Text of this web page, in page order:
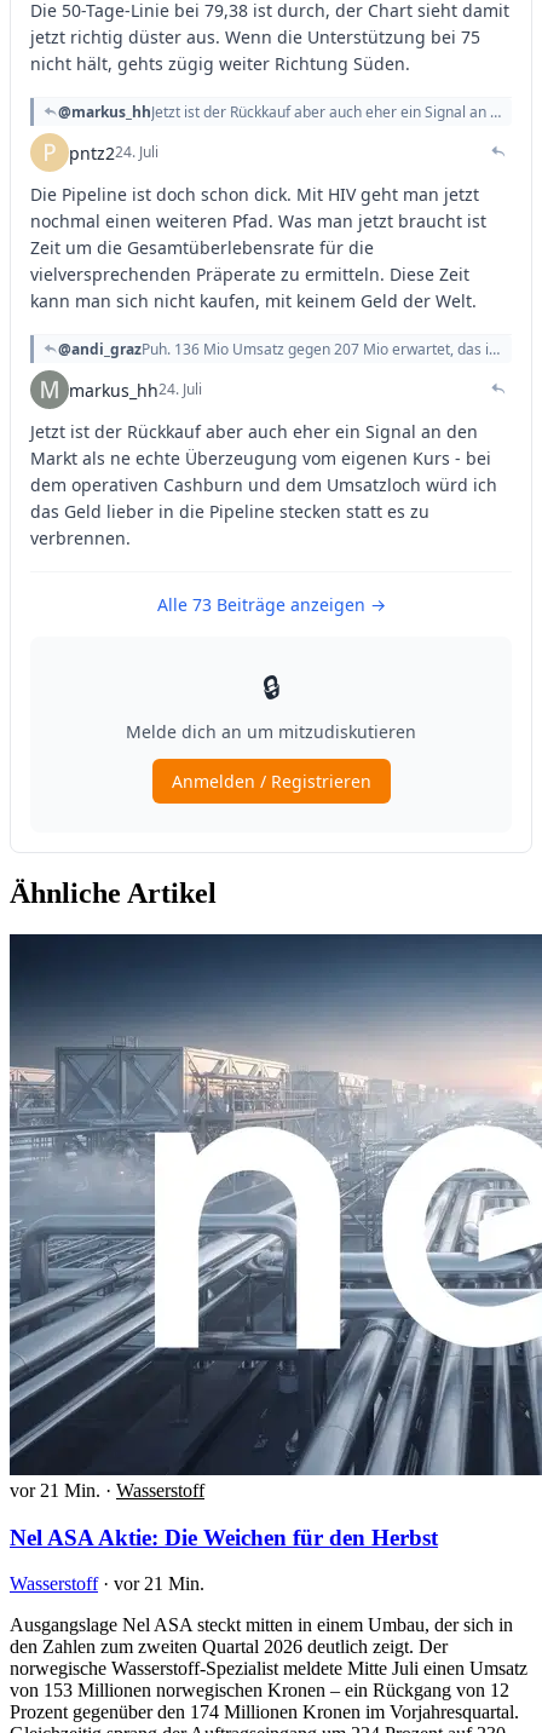
Ähnliche Artikel
vor 21 Min. · Wasserstoff
Nel ASA Aktie: Die Weichen für den Herbst
Wasserstoff · vor 21 Min.
Ausgangslage Nel ASA steckt mitten in einem Umbau, der sich in
den Zahlen zum zweiten Quartal 2026 deutlich zeigt. Der
norwegische Wasserstoff-Spezialist meldete Mitte Juli einen Umsatz
von 153 Millionen norwegischen Kronen – ein Rückgang von 12
Prozent gegenüber den 174 Millionen Kronen im Vorjahresquartal.